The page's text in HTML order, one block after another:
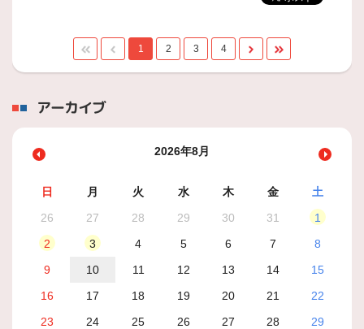
1 2 3 4
アーカイブ
2026年8月
日 月 火 水 木 金
土
26
27 28 29 30 31
1
2
3 4 5 6 7
8
9
10 11 12 13 14
15
16
17 18 19 20 21
22
23
24 25 26 27 28
29